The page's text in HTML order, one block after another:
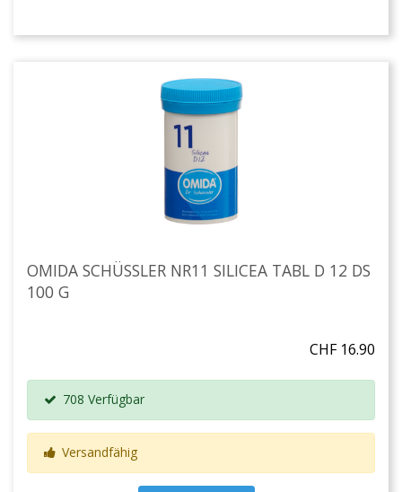
OMIDA SCHÜSSLER NR11 SILICEA TABL D 12 DS
100 G
CHF 16.90
708 Verfügbar
Versandfähig